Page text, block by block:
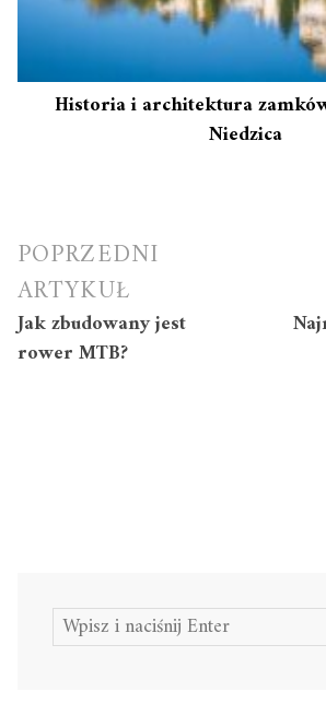
Historia i architektura
Niedzica
Nawigacja
wpisu
POPRZEDNI
ARTYKUŁ
Jak zbudowany jest
rower MTB?
Szukaj: